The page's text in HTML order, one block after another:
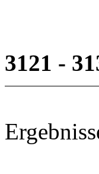
3121 -